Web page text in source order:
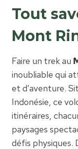
Tout
Mont
Faire un trek au
inoubliable qui
et d’aventure.
Indonésie, ce
itinéraires,
paysages
défis physiques.